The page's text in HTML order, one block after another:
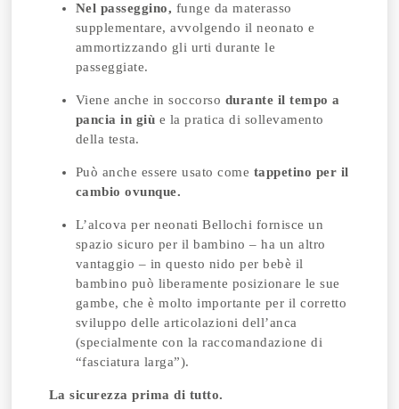
Nel passeggino, funge da materasso
supplementare, avvolgendo il neonato e
ammortizzando gli urti durante le
passeggiate.
Viene anche in soccorso durante il tempo a
pancia in giù e la pratica di sollevamento
della testa.
Può anche essere usato come tappetino per il
cambio ovunque.
L’alcova per neonati Bellochi fornisce un
spazio sicuro per il bambino – ha un altro
vantaggio – in questo nido per bebè il
bambino può liberamente posizionare le sue
gambe, che è molto importante per il corretto
sviluppo delle articolazioni dell’anca
(specialmente con la raccomandazione di
“fasciatura larga”).
La sicurezza prima di tutto.